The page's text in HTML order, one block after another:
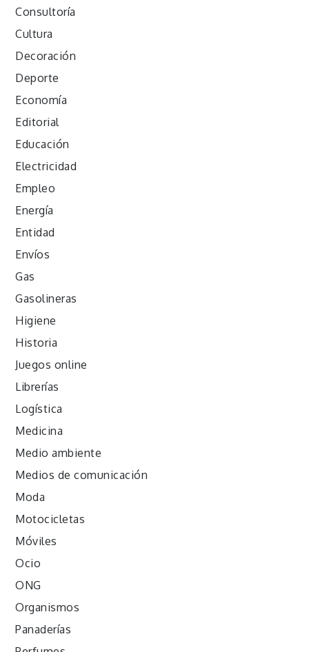
Consultoría
Cultura
Decoración
Deporte
Economía
Editorial
Educación
Electricidad
Empleo
Energía
Entidad
Envíos
Gas
Gasolineras
Higiene
Historia
Juegos online
Librerías
Logística
Medicina
Medio ambiente
Medios de comunicación
Moda
Motocicletas
Móviles
Ocio
ONG
Organismos
Panaderías